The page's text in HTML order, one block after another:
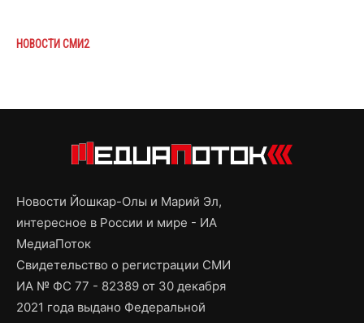
НОВОСТИ СМИ2
Новости Йошкар-Олы и Марий Эл,
интересное в России и мире - ИА
МедиаПоток
Свидетельство о регистрации СМИ
ИА № ФС 77 - 82389 от 30 декабря
2021 года выдано Федеральной